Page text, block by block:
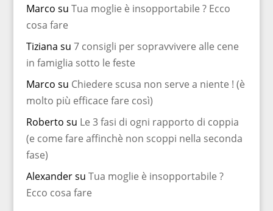
Marco su Tua moglie è insopportabile ? Ecco
cosa fare
Tiziana su 7 consigli per sopravvivere alle cene
in famiglia sotto le feste
Marco su Chiedere scusa non serve a niente ! (è
molto più efficace fare così)
Roberto su Le 3 fasi di ogni rapporto di coppia
(e come fare affinchè non scoppi nella seconda
fase)
Alexandersu Tua moglie è insopportabile ?
Ecco cosa fare